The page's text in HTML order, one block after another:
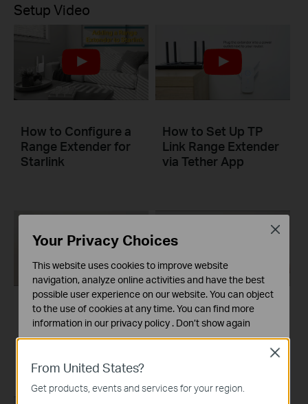
Setup Video
How to Configure a
Range Extender for
Starlink
How to Set Up TP
Link Range Extender
via Tether App
Set Up TP-Link
Range Extender via
Set Up TP-Link
Range Extender via
From United States?
Get products, events and services for your region.
Close
Your Privacy Choices
This website uses cookies to improve website
navigation, analyze online activities and have the best
possible user experience on our website. You can object
to the use of cookies at any time. You can find more
information in our privacy policy . Don’t show again
Deze cookies zijn noodzakelijk voor de werking van de
website en kunnen niet worden uitgeschakeld.
Close